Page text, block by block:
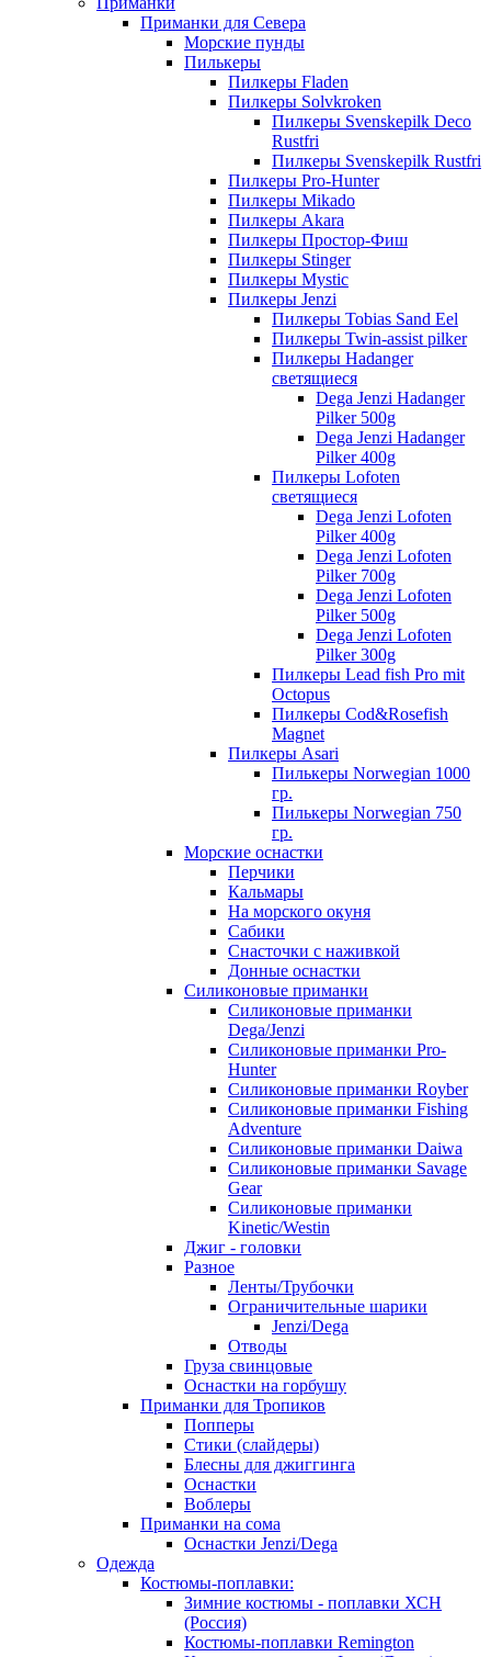
Приманки для Севера
Морские пунды
Пилькеры
Пилкеры Fladen
Пилкеры Solvkroken
Пилкеры Svenskepilk Deco
Rustfri
Пилкеры Svenskepilk Rustfri
Пилкеры Pro-Hunter
Пилкеры Mikado
Пилкеры Akara
Пилкеры Простор-Фиш
Пилкеры Stinger
Пилкеры Mystic
Пилкеры Jenzi
Пилкеры Tobias Sand Eel
Пилкеры Twin-assist pilker
Пилкеры Hadanger
светящиеся
Dega Jenzi Hadanger
Pilker 500g
Dega Jenzi Hadanger
Pilker 400g
Пилкеры Lofoten
светящиеся
Dega Jenzi Lofoten
Pilker 400g
Dega Jenzi Lofoten
Pilker 700g
Dega Jenzi Lofoten
Pilker 500g
Dega Jenzi Lofoten
Pilker 300g
Пилкеры Lead fish Pro mit
Octopus
Пилкеры Cod&Rosefish
Magnet
Пилкеры Asari
Пилькеры Norwegian 1000
гр.
Пилькеры Norwegian 750
гр.
Морские оснастки
Перчики
Кальмары
На морского окуня
Сабики
Снасточки с наживкой
Донные оснастки
Силиконовые приманки
Силиконовые приманки
Dega/Jenzi
Силиконовые приманки Pro-
Hunter
Силиконовые приманки Royber
Силиконовые приманки Fishing
Adventure
Силиконовые приманки Daiwa
Силиконовые приманки Savage
Gear
Силиконовые приманки
Kinetic/Westin
Джиг - головки
Разное
Ленты/Трубочки
Ограничительные шарики
Jenzi/Dega
Отводы
Груза свинцовые
Оснастки на горбушу
Приманки для Тропиков
Попперы
Стики (слайдеры)
Блесны для джиггинга
Оснастки
Воблеры
Приманки на сома
Оснастки Jenzi/Dega
Одежда
Костюмы-поплавки:
Зимние костюмы - поплавки ХСН
(Россия)
Костюмы-поплавки Remington